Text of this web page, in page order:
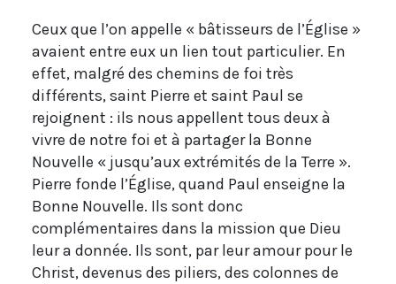
Ceux que l’on appelle « bâtisseurs de l’Église »
avaient entre eux un lien tout particulier. En
effet, malgré des chemins de foi très
différents, saint Pierre et saint Paul se
rejoignent : ils nous appellent tous deux à
vivre de notre foi et à partager la Bonne
Nouvelle « jusqu’aux extrémités de la Terre ».
Pierre fonde l’Église, quand Paul enseigne la
Bonne Nouvelle. Ils sont donc
complémentaires dans la mission que Dieu
leur a donnée. Ils sont, par leur amour pour le
Christ, devenus des piliers, des colonnes de